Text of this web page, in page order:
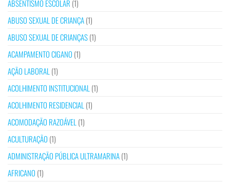
ABSENTISMO ESCOLAR (1)
ABUSO SEXUAL DE CRIANÇA(1)
ABUSO SEXUAL DE CRIANÇAS(1)
ACAMPAMENTO CIGANO (1)
AÇÃO LABORAL (1)
ACOLHIMENTO INSTITUCIONAL (1)
ACOLHIMENTO RESIDENCIAL (1)
ACOMODAÇÃO RAZOÁVEL (1)
ACULTURAÇÃO (1)
ADMINISTRAÇÃO PÚBLICA ULTRAMARINA(1)
AFRICANO (1)